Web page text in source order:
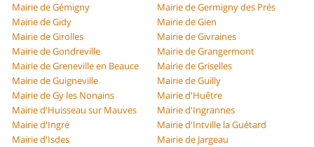
Mairie de Gémigny
Mairie de Germigny des Prés
Mairie de Gidy
Mairie de Gien
Mairie de Girolles
Mairie de Givraines
Mairie de Gondreville
Mairie de Grangermont
Mairie de Greneville en Beauce
Mairie de Griselles
Mairie de Guigneville
Mairie de Guilly
Mairie de Gy les Nonains
Mairie d'Huêtre
Mairie d'Huisseau sur Mauves
Mairie d'Ingrannes
Mairie d'Ingré
Mairie d'Intville la Guétard
Mairie d'Isdes
Mairie de Jargeau